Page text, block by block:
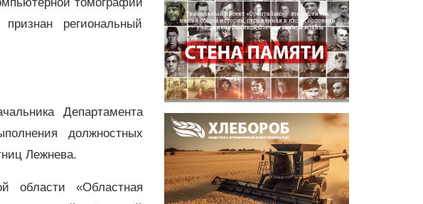
региональный
Департамента
должностных
Лежнева.
области «Областная